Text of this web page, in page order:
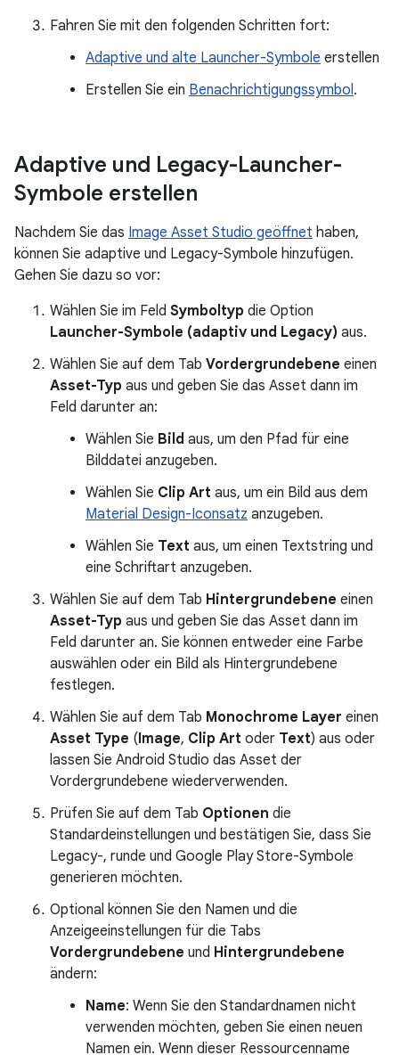
Fahren Sie mit den folgenden Schritten fort:
Adaptive und alte Launcher-Symbole erstellen
Erstellen Sie ein Benachrichtigungssymbol .
Adaptive und Legacy-Launcher-
Symbole erstellen
Nachdem Sie das Image Asset Studio geöffnet haben,
können Sie adaptive und Legacy-Symbole hinzufügen.
Gehen Sie dazu so vor:
Wählen Sie im Feld Symboltyp die Option
Launcher-Symbole (adaptiv und Legacy) aus.
Wählen Sie auf dem Tab Vordergrundebene einen
Asset-Typ aus und geben Sie das Asset dann im
Feld darunter an:
Wählen Sie Bild aus, um den Pfad für eine
Bilddatei anzugeben.
Wählen Sie Clip Art aus, um ein Bild aus dem
Material Design-Iconsatz anzugeben.
Wählen Sie Text aus, um einen Textstring und
eine Schriftart anzugeben.
Wählen Sie auf dem Tab Hintergrundebene einen
Asset-Typ aus und geben Sie das Asset dann im
Feld darunter an. Sie können entweder eine Farbe
auswählen oder ein Bild als Hintergrundebene
festlegen.
Wählen Sie auf dem Tab Monochrome Layer einen
Asset Type (Image, Clip Art oder Text) aus oder
lassen Sie Android Studio das Asset der
Vordergrundebene wiederverwenden.
Prüfen Sie auf dem Tab Optionen die
Standardeinstellungen und bestätigen Sie, dass Sie
Legacy-, runde und Google Play Store-Symbole
generieren möchten.
Optional können Sie den Namen und die
Anzeigeeinstellungen für die Tabs
Vordergrundebene und Hintergrundebene
ändern:
Name: Wenn Sie den Standardnamen nicht
verwenden möchten, geben Sie einen neuen
Namen ein. Wenn dieser Ressourcenname